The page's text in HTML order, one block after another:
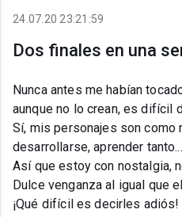
24.07.20 23:21:59
Dos finales en una
Nunca antes me habían
aunque no lo crean, es difícil
Sí, mis personajes son como
desarrollarse, aprender tanto...
Así que estoy con nostalgia,
Dulce venganza al igual que
¡Qué difícil es decirles adiós!